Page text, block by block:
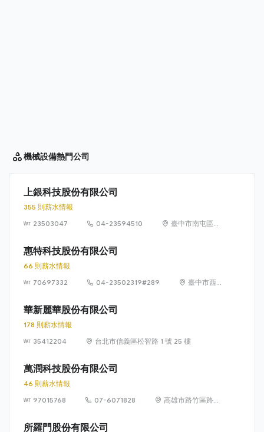
機械設備熱門公司
上銀科技股份有限公司
355 則薪水情報
23503047
04-23594510
臺中市南屯區文
惠特科技股份有限公司
66 則薪水情報
70697332
04-23502319#289
臺中市西
華新麗華股份有限公司
178 則薪水情報
35412204
台北市信義區松智路 1 號 25 樓
萬潤科技股份有限公司
46 則薪水情報
97015768
07-6071828
高雄市路竹區路科
所羅門股份有限公司